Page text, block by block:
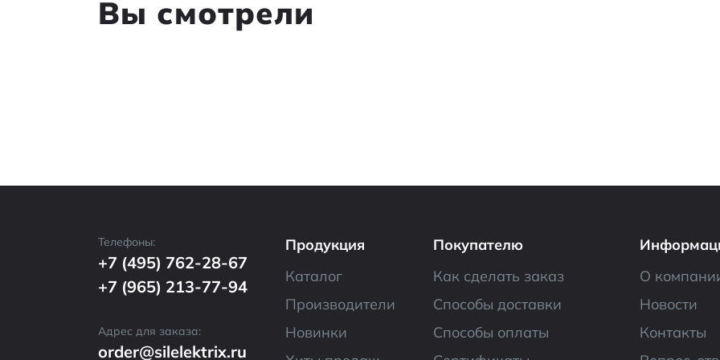
Вы смотрели
Телефоны:
+7 (495) 762-28-67
+7 (965) 213-77-94
Адрес для заказа:
order@silelektrix.ru
Продукция
Каталог
Производители
Новинки
Покупателю
Как сделать заказ
Способы доставки
Способы оплаты
О
Новости
Контакты